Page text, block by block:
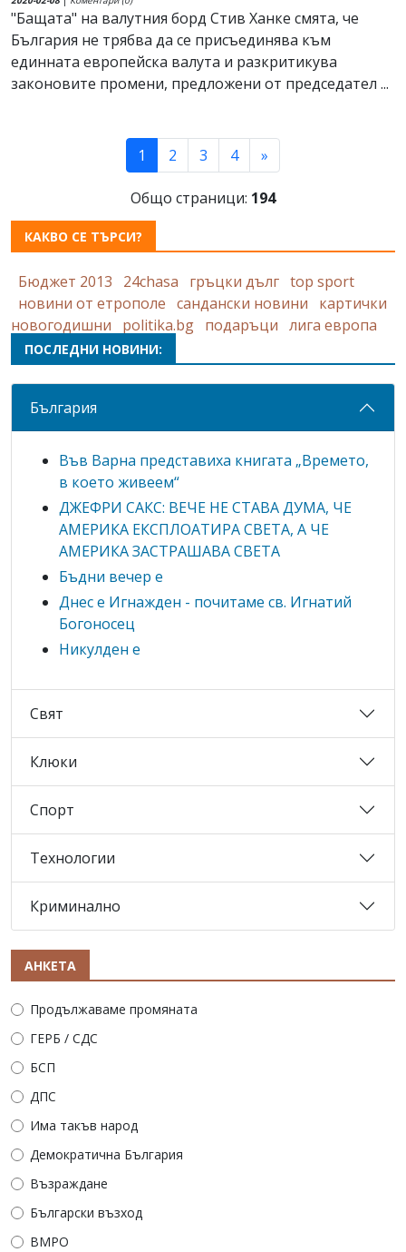
"Бащата" на валутния борд Стив Ханке смята, че
България не трябва да се присъединява към
единната европейска валута и разкритикува
законовите промени, предложени от председател ...
1 (current)
2 3 4 »
Общо страници: 194
КАКВО СЕ ТЪРСИ?
Бюджет 2013 24chasa гръцки дълг top sport
новини от етрополе сандански новини
картички
новогодишни
politika.bg подаръци лига европа
ПОСЛЕДНИ НОВИНИ:
България
Във Варна представиха книгата „Времето,
в което живеем“
ДЖЕФРИ САКС: ВЕЧЕ НЕ СТАВА ДУМА, ЧЕ
АМЕРИКА ЕКСПЛОАТИРА СВЕТА, А ЧЕ
АМЕРИКА ЗАСТРАШАВА СВЕТА
Бъдни вечер е
Днес е Игнажден - почитаме св. Игнатий
Богоносец
Никулден е
Свят
Клюки
Спорт
Технологии
Криминално
АНКЕТА
Продължаваме промяната
ГЕРБ / СДС
БСП
ДПС
Има такъв народ
Демократична България
Възраждане
Български възход
ВМРО